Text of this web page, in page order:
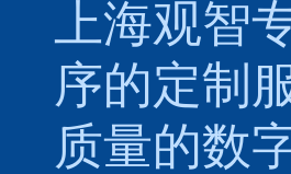
上海观智
序的定制
质量的数